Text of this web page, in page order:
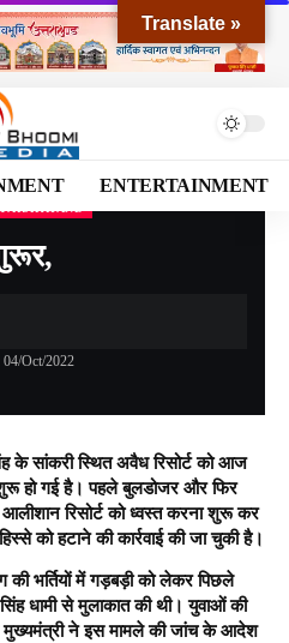
ENTERTAINMENT
>UTTARAKHAND
Oct/2022
के सांकरी स्थित अवैध रिसोर्ट को आज
हो गई है। पहले बुलडोजर और फिर
रिसोर्ट को ध्वस्त करना शुरू कर
को हटाने की कार्रवाई की जा चुकी है।
भर्तियों में गड़बड़ी को लेकर पिछले
धामी से मुलाकात की थी। युवाओं की
मुख्यमंत्री ने इस मामले की जांच के आदेश
Translate »